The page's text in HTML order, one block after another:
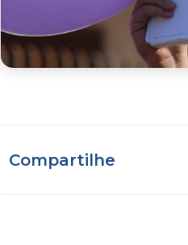
Compartilhe